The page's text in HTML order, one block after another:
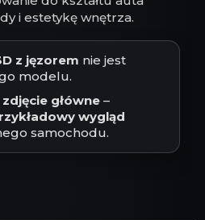
i estetykę wnętrza.
z jęzorem nie jest
modelu.
zdjęcie główne –
wygląd
samochodu.